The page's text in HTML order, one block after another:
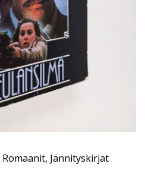
Romaanit, Jännityskirjat